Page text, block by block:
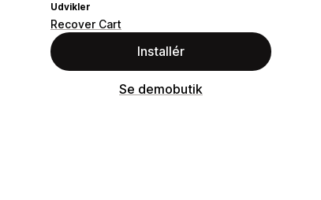
Udvikler
Recover Cart
Installér
Se demobutik